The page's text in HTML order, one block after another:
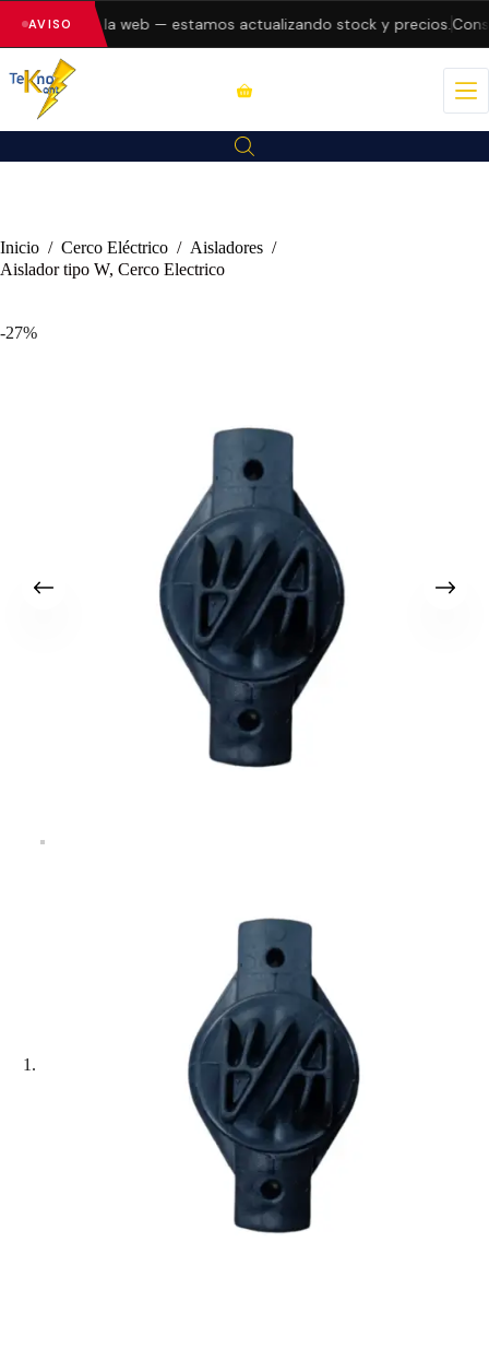
AVISO
errores en la web — estamos actualizando stock y precios.
Inicio / Cerco Eléctrico / Aisladores /
Aislador tipo W, Cerco Electrico
-27%